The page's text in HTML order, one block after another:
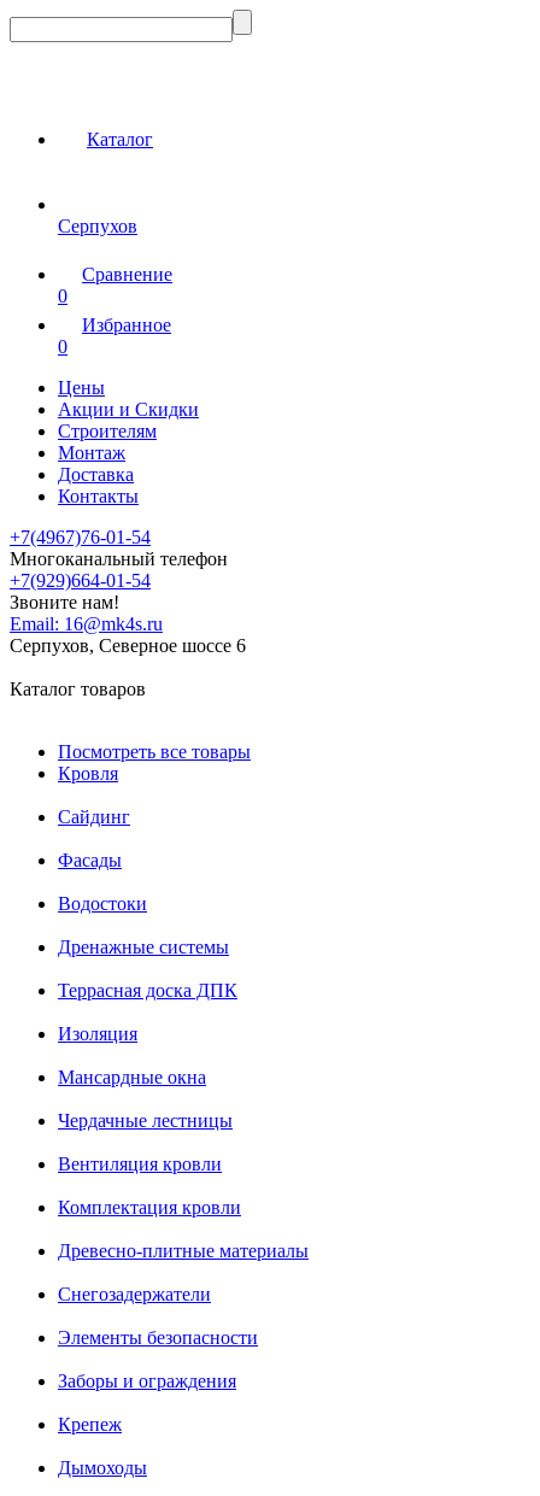
Каталог
Серпухов
Сравнение
0
Избранное
0
Цены
Акции и Скидки
Строителям
Монтаж
Доставка
Контакты
+7(4967)76-01-54
Многоканальный телефон
+7(929)664-01-54
Звоните нам!
Email: 16@mk4s.ru
Серпухов, Северное шоссе 6
Каталог товаров
Посмотреть все товары
Кровля
Сайдинг
Фасады
Водостоки
Дренажные системы
Террасная доска ДПК
Изоляция
Мансардные окна
Чердачные лестницы
Вентиляция кровли
Комплектация кровли
Древесно-плитные материалы
Снегозадержатели
Элементы безопасности
Заборы и ограждения
Крепеж
Дымоходы